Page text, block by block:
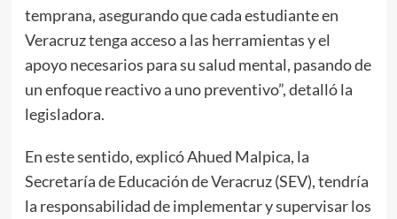
temprana, asegurando que cada estudiante en
Veracruz tenga acceso a las herramientas y el
apoyo necesarios para su salud mental, pasando de
un enfoque reactivo a uno preventivo”, detalló la
legisladora.
En este sentido, explicó Ahued Malpica, la
Secretaría de Educación de Veracruz (SEV), tendría
la responsabilidad de implementar y supervisar los